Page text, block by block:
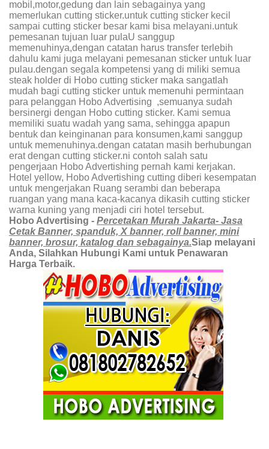
mobil,motor,gedung dan lain sebagainya yang
memerlukan cutting sticker.untuk cutting sticker kecil
sampai cutting sticker besar kami bisa melayani.untuk
pemesanan tujuan luar pulaU sanggup
memenuhinya,dengan catatan harus transfer terlebih
dahulu kami juga melayani pemesanan sticker untuk luar
pulau.dengan segala kompetensi yang di miliki semua
steak holder di Hobo cutting sticker maka sangatlah
mudah bagi cutting sticker untuk memenuhi permintaan
para pelanggan Hobo Advertising ,semuanya sudah
bersinergi dengan Hobo cutting sticker. Kami semua
memiliki suatu wadah yang sama, sehingga apapun
bentuk dan keinginanan para konsumen,kami sanggup
untuk memenuhinya.dengan catatan masih berhubungan
erat dengan cutting sticker.ni contoh salah satu
pengerjaan Hobo Advertishing pernah kami kerjakan.
Hotel yellow, Hobo Advertishing cutting diberi kesempatan
untuk mengerjakan Ruang serambi dan beberapa
ruangan yang mana kaca-kacanya dikasih cutting sticker
warna kuning yang menjadi ciri hotel tersebut.
Hobo Advertising - Percetakan Murah Jakarta- Jasa
Cetak Banner, spanduk, X banner, roll banner, mini
banner, brosur, katalog dan sebagainya.Siap melayani
Anda, Silahkan Hubungi Kami untuk Penawaran
Harga Terbaik.